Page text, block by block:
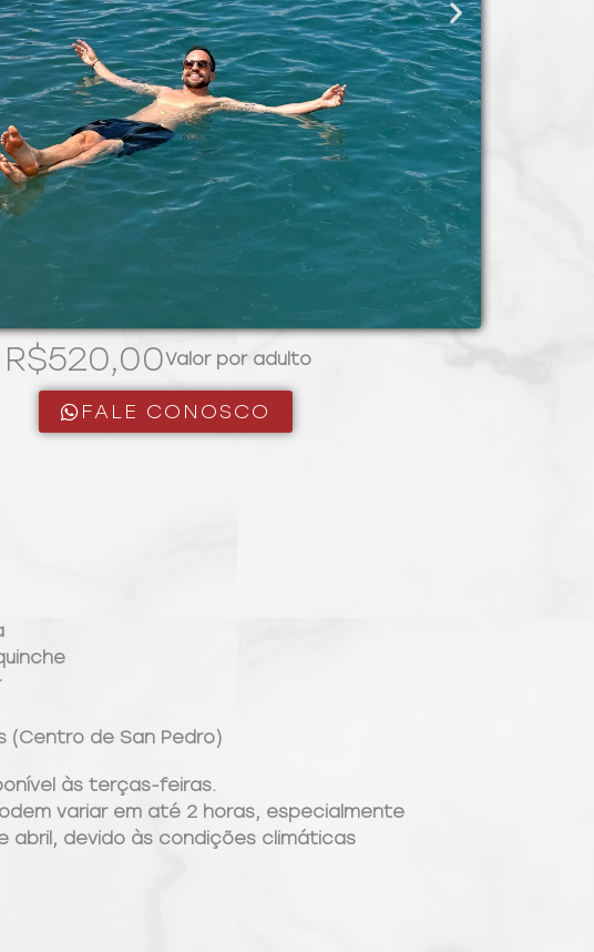
R$520,00Valor por adulto
FALE CONOSCO
(Centro de San Pedro)
às terças-feiras.
variar em até 2 horas, especialmente
abril, devido às condições climáticas